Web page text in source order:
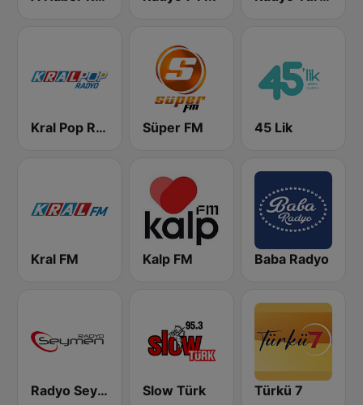
Kral Pop Radyo Süper FM 45 Lik
Kral FM Kalp FM Baba Radyo
Radyo Seymen Slow Türk Türkü 7